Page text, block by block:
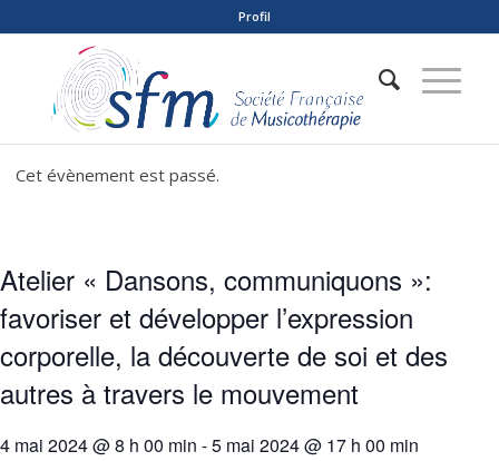
Profil
Cet évènement est passé.
Atelier « Dansons, communiquons »:
favoriser et développer l’expression
corporelle, la découverte de soi et des
autres à travers le mouvement
4 mai 2024 @ 8 h 00 min -5 mai 2024 @ 17 h 00 min